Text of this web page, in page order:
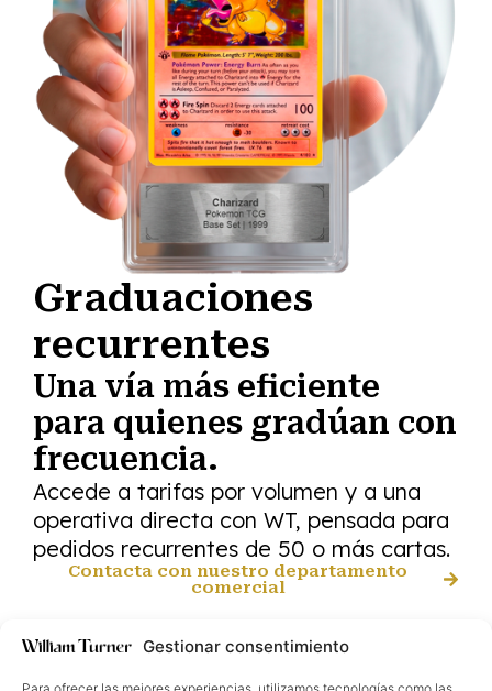
Gestionar consentimiento
Graduaciones
recurrentes
Una vía más eficiente
para quienes gradúan con
frecuencia.
Accede a tarifas por volumen y a una
operativa directa con WT, pensada para
pedidos recurrentes de 50 o más cartas.
Contacta con nuestro departamento
comercial